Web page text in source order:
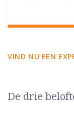
VIND NU EEN
De drie